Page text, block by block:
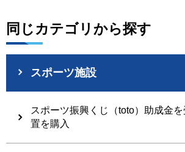
同じカテゴリから探す
スポーツ施設
スポーツ振興くじ（toto）助成金
置を購入